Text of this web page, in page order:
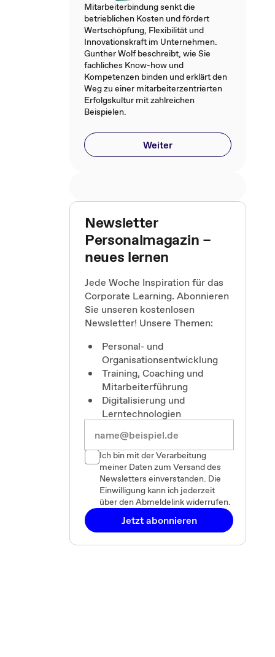
Mitarbeiterbindung senkt die
betrieblichen Kosten und fördert
Wertschöpfung, Flexibilität und
Innovationskraft im Unternehmen.
Gunther Wolf beschreibt, wie Sie
fachliches Know-how und
Kompetenzen binden und erklärt den
Weg zu einer mitarbeiterzentrierten
Erfolgskultur mit zahlreichen
Beispielen.
Weiter
Newsletter
Personalmagazin –
neues lernen
Jede Woche Inspiration für das
Corporate Learning. Abonnieren
Sie unseren kostenlosen
Newsletter! Unsere Themen:
Personal- und
Organisationsentwicklung
Training, Coaching und
Mitarbeiterführung
Digitalisierung und
Lerntechnologien
Ich bin mit der Verarbeitung
meiner Daten zum Versand des
Newsletters einverstanden. Die
Einwilligung kann ich jederzeit
über den Abmeldelink widerrufen.
Jetzt abonnieren